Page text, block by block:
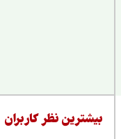
نظر کاربران